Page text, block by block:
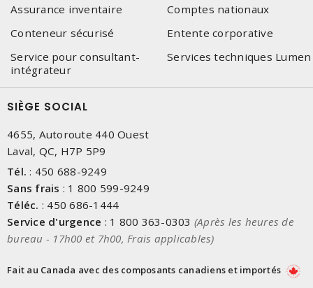
Assurance inventaire
Comptes nationaux
Conteneur sécurisé
Entente corporative
Service pour consultant-
intégrateur
Services techniques Lumen
SIÈGE SOCIAL
4655, Autoroute 440 Ouest
Laval, QC, H7P 5P9
Tél. : 450 688-9249
Sans frais : 1 800 599-9249
Téléc. : 450 686-1444
Service d'urgence : 1 800 363-0303 (Après les heures de
bureau - 17h00 et 7h00, Frais applicables)
Fait au Canada avec des composants canadiens et importés